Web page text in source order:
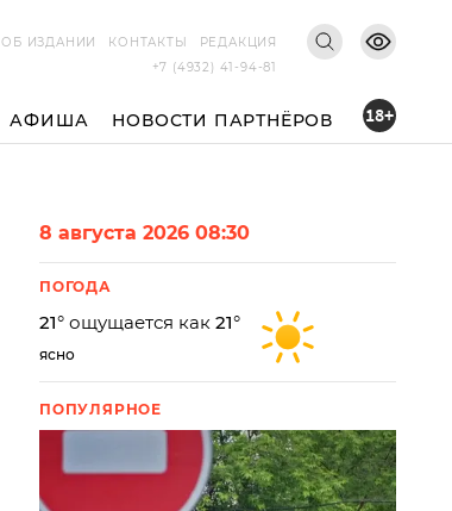
ОБ ИЗДАНИИ
КОНТАКТЫ
РЕДАКЦИЯ
+7 (4932) 41-94-81
АФИША НОВОСТИ ПАРТНЁРОВ 18+
8 августа 2026 08:30
ПОГОДА
21° ощущается как 21°
ясно
ПОПУЛЯРНОЕ